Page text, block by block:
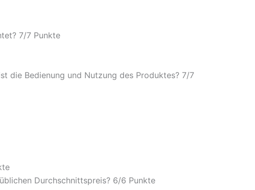
7/7 Punkte
die Bedienung und Nutzung des Produktes? 7/7
Durchschnittspreis? 6/6 Punkte